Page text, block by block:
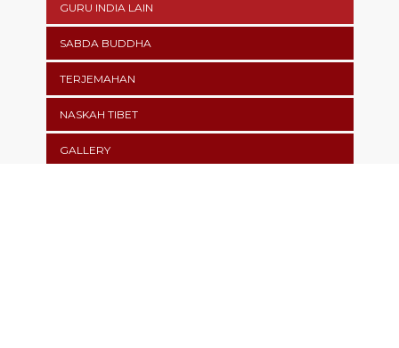
GURU INDIA LAIN
SABDA BUDDHA
TERJEMAHAN
NASKAH TIBET
GALLERY